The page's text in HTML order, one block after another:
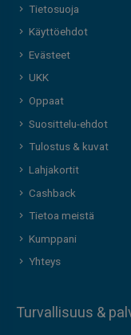
Tietosuoja
Käyttöehdot
Evästeet
UKK
Oppaat
Suosittelu-ehdot
Tulostus & kuvat
Lahjakortit
Cashback
Tietoa meistä
Kumppani
Yhteys
Turvallisuus &